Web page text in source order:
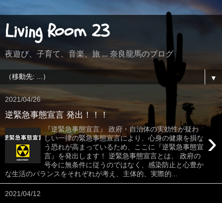
Living Room 23
夜遊び、子育て、音楽、旅 ... 奈良龍馬のブログ
▼
2021/04/26
逆緊急事態宣言 発出！！！
›
『逆緊急事態宣言』 政府・自治体の実効性が疑わ
しい一律の緊急事態宣言により、心身の健康を損な
う恐れが高まっているため、ここに『逆緊急事態宣
言』を発出します！ 逆緊急事態宣言とは、 政府の
号令に無条件に従うのではなく、感染防止と心豊か
な生活のバランスをそれぞれが考え、主体的、実際的...
2021/04/12